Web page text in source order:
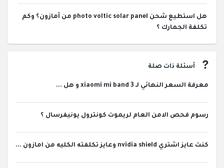
هل استطيع شحن photo voltic solar panel من أمازون؟ وكم
تكلفة الجمارك ؟
أسئلة ذات صلة
معرفة السعر النهائي لـ xiaomi mi band 3 و هل ...
رسوم فحص الامن العام لريموت كونترول يونيفرسال ؟
كنت عايز اشتري nvidia shield وعايز تكلفته الكليه من امازون ...